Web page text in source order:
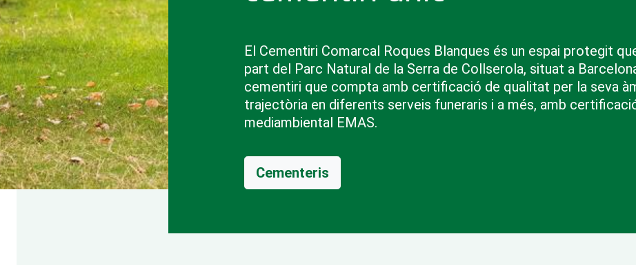
El Cementiri Comarcal Roques Blanques és un espai protegit
part del Parc Natural de la Serra de Collserola, situat a
cementiri que compta amb certificació de qualitat per la seva
trajectòria en diferents serveis funeraris i a més, amb
mediambiental EMAS.
Cementeris